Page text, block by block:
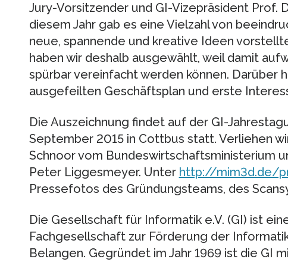
Jury-Vorsitzender und GI-Vizepräsident Prof.
diesem Jahr gab es eine Vielzahl von
neue, spannende und kreative Ideen
haben wir deshalb ausgewählt, weil damit
spürbar vereinfacht werden können. Darüber
ausgefeilten Geschäftsplan und erste
Die Auszeichnung findet auf der GI-
September 2015 in Cottbus statt. Verliehen
Schnoor vom Bundeswirtschaftsministerium
Peter Liggesmeyer. Unter http://mim3d.de/
Pressefotos des Gründungsteams, des
Die Gesellschaft für Informatik e.V. (GI) ist
Fachgesellschaft zur Förderung der
Belangen. Gegründet im Jahr 1969 ist die GI